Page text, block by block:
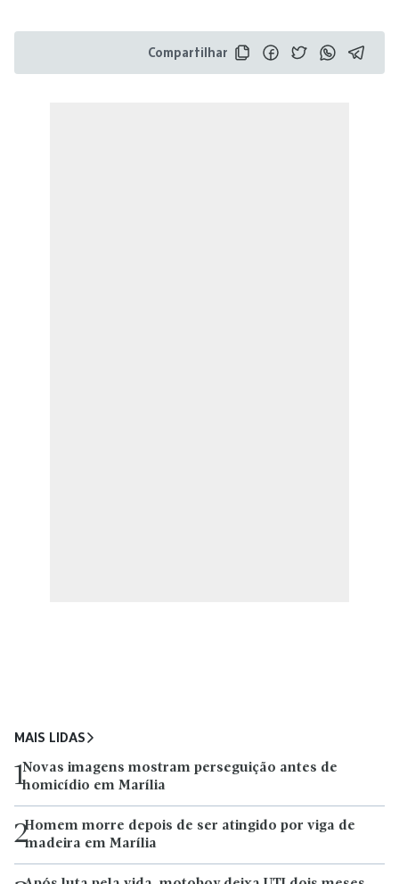
Compartilhar
MAIS LIDAS
1Novas imagens mostram perseguição antes de
homicídio em Marília
2Homem morre depois de ser atingido por viga de
madeira em Marília